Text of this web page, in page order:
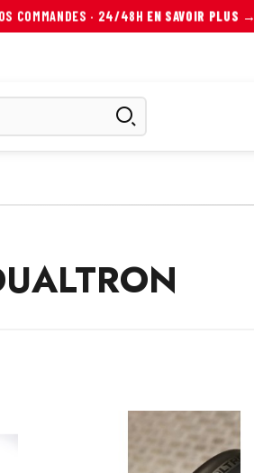
COMMANDES · 24/48H EN SAVOIR PLUS →
SANS FRAISAVEC ALMA →
AUTRES MOBILITÉS